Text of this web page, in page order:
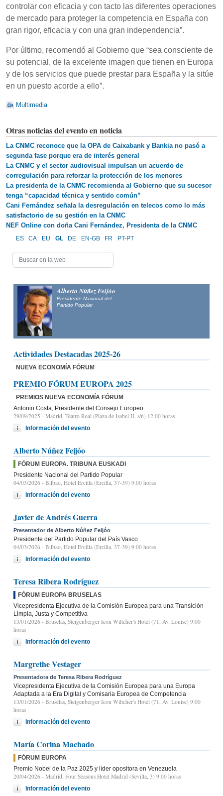
controlar con eficacia y con tacto las diferentes operaciones
de mercado para proteger la competencia en España con
gran rigor, eficacia y con una gran independencia”.
Por último, recomendó al Gobierno que “sea consciente de
su potencial, de la excelente imagen que tienen en Europa
y de los servicios que puede prestar para España y la sitúe
en un puesto acorde a ello”.
Multimedia
Otras noticias del evento en noticia
La CNMC reconoce que la OPA de Caixabank y Bankia no pasó a
segunda fase porque era de interés general
La CNMC y el sector audiovisual impulsan un acuerdo de
corregulación para reforzar la protección de los menores
La presidenta de la CNMC recomienda al Gobierno que su sucesor
tenga “capacidad técnica y sentido común”
Cani Fernández señala la desregulación en telecos como lo más
satisfactorio de su gestión en la CNMC
NEF Online con doña Cani Fernández, Presidenta de la CNMC
ES CA EU GL DE EN-GB FR PT-PT
Alberto Núñez Feijóo
Presidente Nacional del
Partido Popular
Actividades Destacadas 2025-26
NUEVA ECONOMÍA FÓRUM
PREMIO FÓRUM EUROPA 2025
PREMIOS NUEVA ECONOMÍA FÓRUM
Antonio Costa, Presidente del Consejo Europeo
29/09/2025 - Madrid, Teatro Real (Plaza de Isabel II, s/n) 12:00 horas
Información del evento
Alberto Núñez Feijóo
FÓRUM EUROPA. TRIBUNA EUSKADI
Presidente Nacional del Partido Popular
04/03/2026 - Bilbao, Hotel Ercilla (Ercilla, 37-39) 9:00 horas
Información del evento
Javier de Andrés Guerra
Presentador de Alberto Núñez Feijóo
Presidente del Partido Popular del País Vasco
04/03/2026 - Bilbao, Hotel Ercilla (Ercilla, 37-39) 9:00 horas
Información del evento
Teresa Ribera Rodríguez
FÓRUM EUROPA BRUSELAS
Vicepresidenta Ejecutiva de la Comisión Europea para una Transición
Limpia, Justa y Competitiva
13/01/2026 - Bruselas, Steigenberger Icon Wiltcher's Hotel (71, Av. Louise) 9:00
horas
Información del evento
Margrethe Vestager
Presentadora de Teresa Ribera Rodríguez
Vicepresidenta Ejecutiva de la Comisión Europea para una Europa
Adaptada a la Era Digital y Comisaria Europea de Competencia
13/01/2026 - Bruselas, Steigenberger Icon Wiltcher's Hotel (71, Av. Louise) 9:00
horas
Información del evento
María Corina Machado
FÓRUM EUROPA
Premio Nobel de la Paz 2025 y líder opositora en Venezuela
20/04/2026 - Madrid, Four Seasons Hotel Madrid (Sevilla, 3) 9.00 horas
Información del evento